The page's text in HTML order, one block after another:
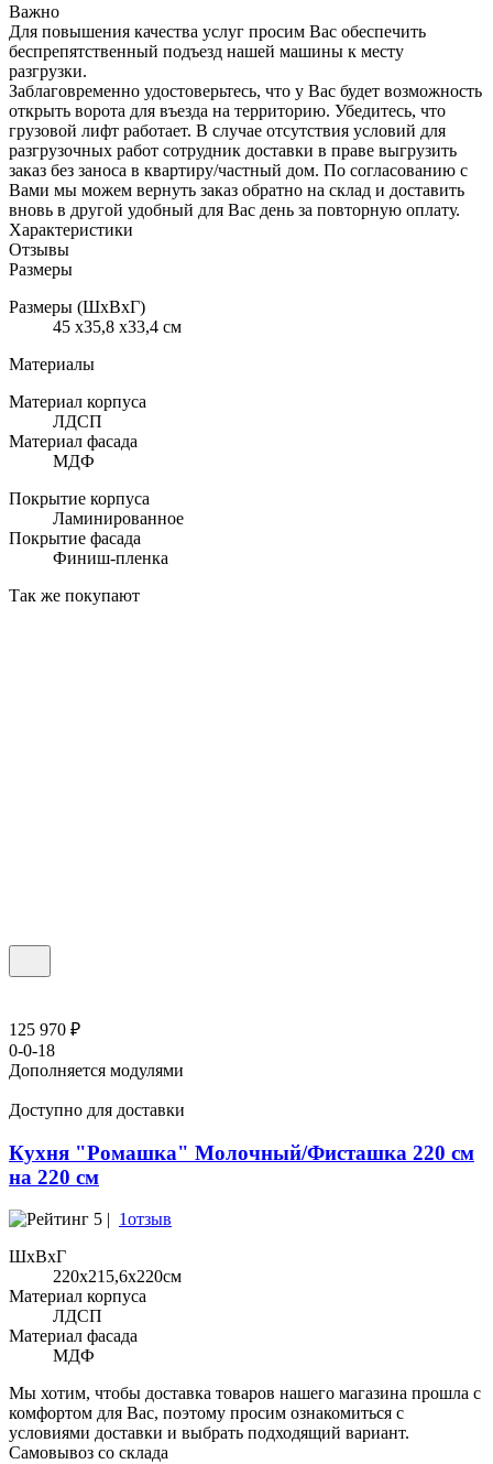
Важно
Для повышения качества услуг просим Вас обеспечить
беспрепятственный подъезд нашей машины к месту
разгрузки.
Заблаговременно удостоверьтесь, что у Вас будет возможность
открыть ворота для въезда на территорию. Убедитесь, что
грузовой лифт работает. В случае отсутствия условий для
разгрузочных работ сотрудник доставки в праве выгрузить
заказ без заноса в квартиру/частный дом. По согласованию с
Вами мы можем вернуть заказ обратно на склад и доставить
вновь в другой удобный для Вас день за повторную оплату.
Характеристики
Отзывы
Размеры
Размеры (ШхВхГ)
45 x35,8 x33,4 см
Материалы
Материал корпуса
ЛДСП
Материал фасада
МДФ
Покрытие корпуса
Ламинированное
Покрытие фасада
Финиш-пленка
Так же покупают
125 970 ₽
0-0-18
Дополняется модулями
Доступно для доставки
Кухня "Ромашка" Молочный/Фисташка 220 см
на 220 см
5 | 1отзыв
ШхВхГ
220x215,6х220см
Материал корпуса
ЛДСП
Материал фасада
МДФ
Мы хотим, чтобы доставка товаров нашего магазина прошла с
комфортом для Вас, поэтому просим ознакомиться с
условиями доставки и выбрать подходящий вариант.
Самовывоз со склада